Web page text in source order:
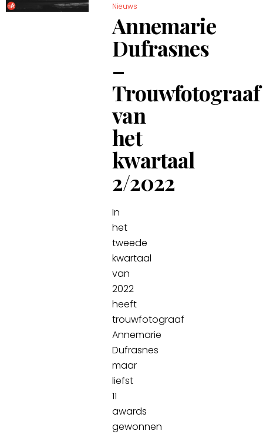
Nieuws
Annemarie
Dufrasnes
–
Trouwfotograaf
van
het
kwartaal
2/2022
In
het
tweede
kwartaal
van
2022
heeft
trouwfotograaf
Annemarie
Dufrasnes
maar
liefst
11
awards
gewonnen